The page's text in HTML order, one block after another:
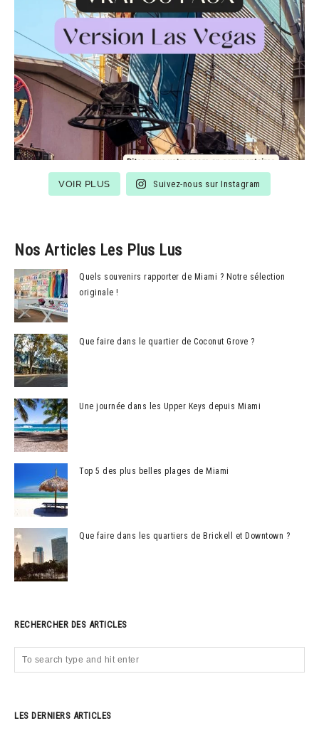
VOIR PLUS Suivez-nous sur Instagram
Nos Articles Les Plus Lus
Quels souvenirs rapporter de Miami ? Notre sélection
originale !
Que faire dans le quartier de Coconut Grove ?
Une journée dans les Upper Keys depuis Miami
Top 5 des plus belles plages de Miami
Que faire dans les quartiers de Brickell et Downtown ?
RECHERCHER DES ARTICLES
LES DERNIERS ARTICLES